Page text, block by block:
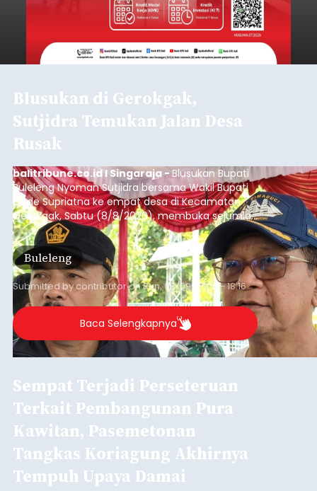
Blusukan di Gerokgak,
Sutjidra Temukan Jalan Desa
Rusak
balitribune.co.id I Singaraja - Blusukan Bupati
Buleleng Nyoman Sutjidra bersama Wakil Bupati
Gede Supriatna ke empat desa di Kecamatan
Gerokgak, Sabtu (8/8/2026), membuka sejumlah
persoalan yang masih dihadapi masyarakat. Dari
jalan desa yang rusak hingga potensi pertanian
yang belum optimal, semuanya menjadi
perhatian pemerintah daerah.
Buleleng
Submitted bycontributoronSun, 08/09/2026 - 18:16
Baca Selengkapnya
Sempat Terjadi Perseteruan
Terkait Pembangunan Pura
Kawitan, Pasemetonan
Tangkas Koriagung Akhirnya
Tempuh Upaya Damai